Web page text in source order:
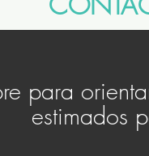
para
estimados